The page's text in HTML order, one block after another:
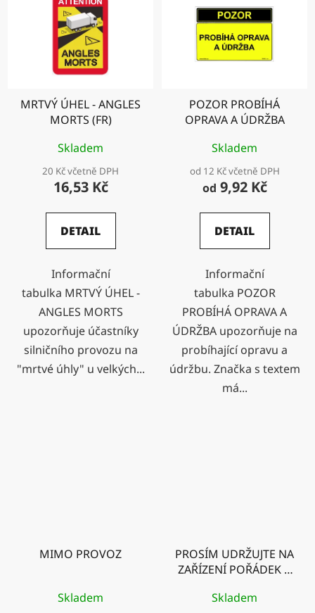
MRTVÝ ÚHEL - ANGLES
MORTS (FR)
Skladem
20 Kč včetně DPH
16,53 Kč
DETAIL
Informační
tabulka MRTVÝ ÚHEL -
ANGLES MORTS
upozorňuje účastníky
silničního provozu na
"mrtvé úhly" u velkých...
POZOR PROBÍHÁ
OPRAVA A ÚDRŽBA
Skladem
od 12 Kč včetně DPH
od 9,92 Kč
DETAIL
Informační
tabulka POZOR
PROBÍHÁ OPRAVA A
ÚDRŽBA upozorňuje na
probíhající opravu a
údržbu. Značka s textem
má...
MIMO PROVOZ
Skladem
PROSÍM UDRŽUJTE NA
ZAŘÍZENÍ POŘÁDEK A
Skladem